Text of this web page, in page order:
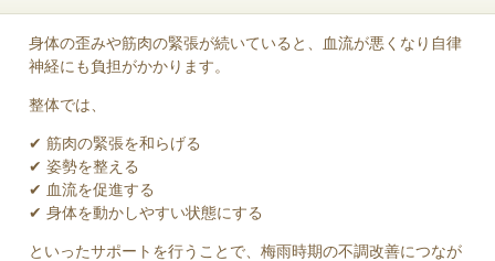
身体の歪みや筋肉の緊張が続いていると、血流が悪くなり自律
神経にも負担がかかります。
整体では、
✔ 筋肉の緊張を和らげる
✔ 姿勢を整える
✔ 血流を促進する
✔ 身体を動かしやすい状態にする
といったサポートを行うことで、梅雨時期の不調改善につなが